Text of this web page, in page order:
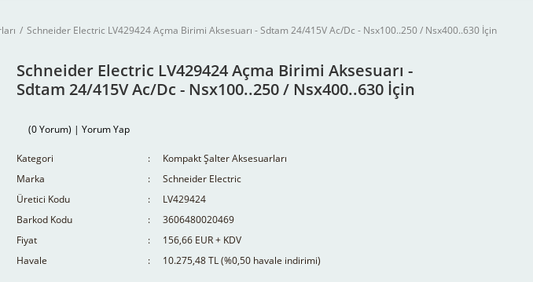
Schneider Electric LV429424 Açma Birimi Aksesuarı - Sdtam 24/415V Ac/Dc - Nsx100..250 / Nsx400..630 İçin
Schneider Electric LV429424 Açma Birimi Aksesuarı -
Sdtam 24/415V Ac/Dc - Nsx100..250 / Nsx400..630 İçin
(0 Yorum) | Yorum Yap
Kategori
Kompakt Şalter Aksesuarları
Marka
Schneider Electric
Üretici Kodu
LV429424
Barkod Kodu
3606480020469
Fiyat
156,66 EUR + KDV
Havale
10.275,48 TL (%0,50 havale indirimi)